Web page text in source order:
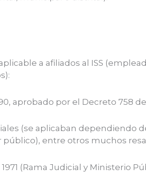
a afiliados al ISS
aprobado por el Decreto 758
(se aplicaban dependiendo
público), entre otros muchos
(Rama Judicial y Ministerio